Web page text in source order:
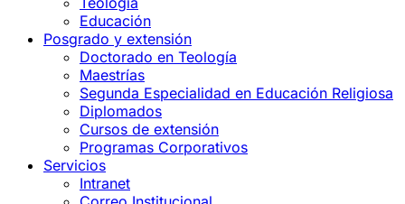
Educación
Posgrado y extensión
Doctorado en Teología
Maestrías
Segunda Especialidad en Educación Religiosa
Diplomados
Cursos de extensión
Programas Corporativos
Servicios
Intranet